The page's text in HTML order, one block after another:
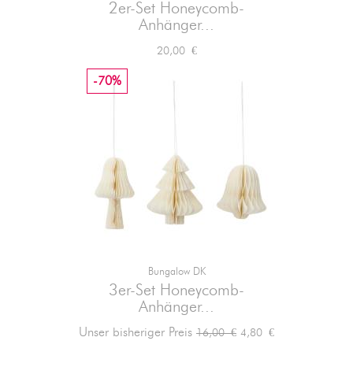
2er-Set Honeycomb-
Anhänger...
Preis
20,00 €
Bungalow DK
3er-Set Honeycomb-
Anhänger...
Unser bisheriger Preis Verkaufspreis
16,00 €
-70%
Preis
4,80 €